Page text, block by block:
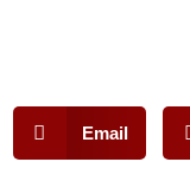
Email